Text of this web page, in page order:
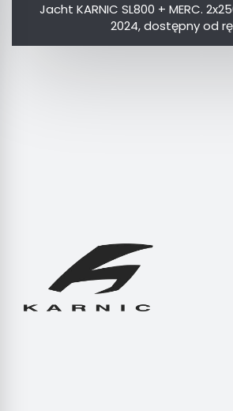
Jacht KARNIC SL800 + MERC.
2024, dostępny od